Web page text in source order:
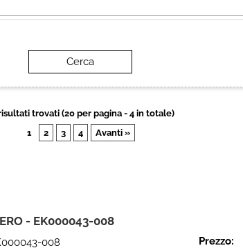
trovati (20 per pagina - 4 in totale)
1
2 3 4 Avanti »
- EK000043-008
008
Prezzo: